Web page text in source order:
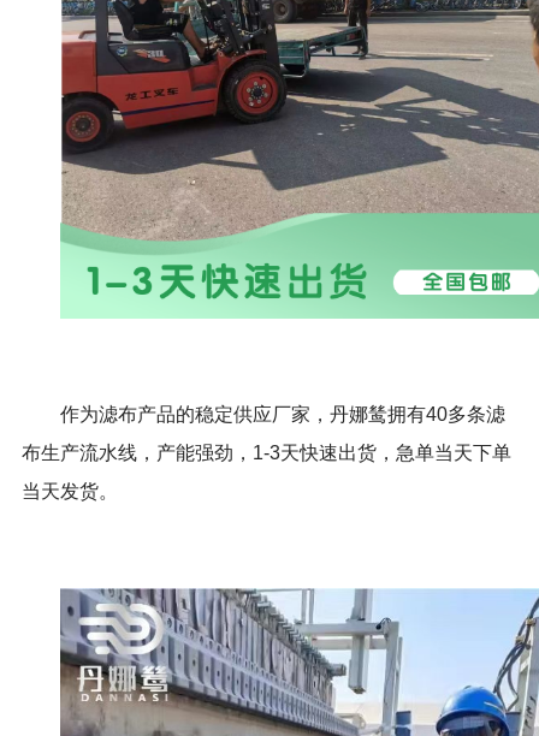
作为滤布产品的稳定供应厂家，丹娜鸶拥有40多条滤
布生产流水线，产能强劲， 1-3天快速出货，急单当天下单
当天发货。